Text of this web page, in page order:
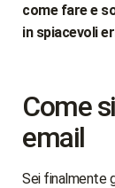
come fare e
in spiacevoli
Come
email
Sei finalmente